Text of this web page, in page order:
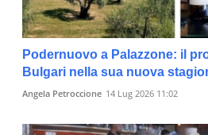
Podernuovo a Palazzone: il
Bulgari nella sua nuova
Angela Petroccione 14 Lug 2026 11:02